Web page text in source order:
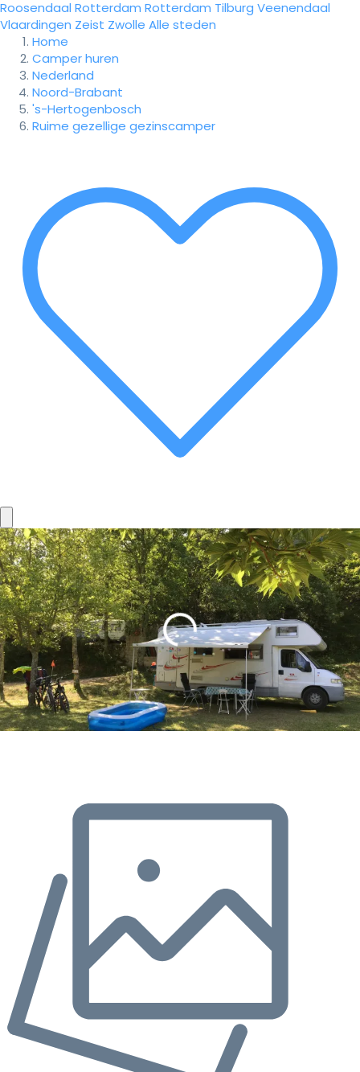
Roosendaal Rotterdam Rotterdam Tilburg Veenendaal
Vlaardingen Zeist Zwolle Alle steden
Home
Camper huren
Nederland
Noord-Brabant
's-Hertogenbosch
Ruime gezellige gezinscamper